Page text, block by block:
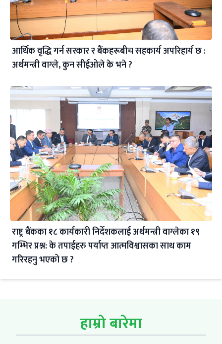
आर्थिक वृद्धि गर्न सरकार र बैंकहरूबीच सहकार्य अपरिहार्य छ :
अर्थमन्त्री वाग्ले, कुन सीईओले के भने ?
राष्ट्र बैंकका १८ कार्यकारी निर्देशकलाई अर्थमन्त्री वाग्लेका १९
गम्भिर प्रश्न: के तपाईहरु पर्याप्त आत्मविश्वासका साथ काम
गरिरहनु भएको छ ?
हाम्रो बारेमा